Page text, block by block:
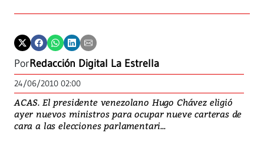
PorRedacción Digital La Estrella
24/06/2010 02:00
ACAS. El presidente venezolano Hugo Chávez eligió
ayer nuevos ministros para ocupar nueve carteras de
cara a las elecciones parlamentari...